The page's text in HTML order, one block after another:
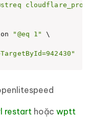
"@eq 1"
\
restart hoặc wptt